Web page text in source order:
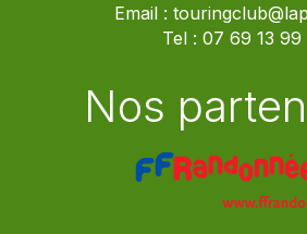
Email :
Tel : 07 69 13 99
Nos